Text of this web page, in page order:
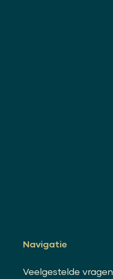
Navigatie
Veelgestelde vragen